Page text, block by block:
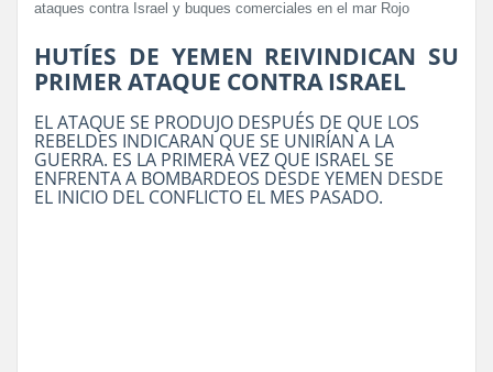
ataques contra Israel y buques comerciales en el mar Rojo
HUTÍES DE YEMEN REIVINDICAN SU
PRIMER ATAQUE CONTRA ISRAEL
EL ATAQUE SE PRODUJO DESPUÉS DE QUE LOS
REBELDES INDICARAN QUE SE UNIRÍAN A LA
GUERRA. ES LA PRIMERA VEZ QUE ISRAEL SE
ENFRENTA A BOMBARDEOS DESDE YEMEN DESDE
EL INICIO DEL CONFLICTO EL MES PASADO.